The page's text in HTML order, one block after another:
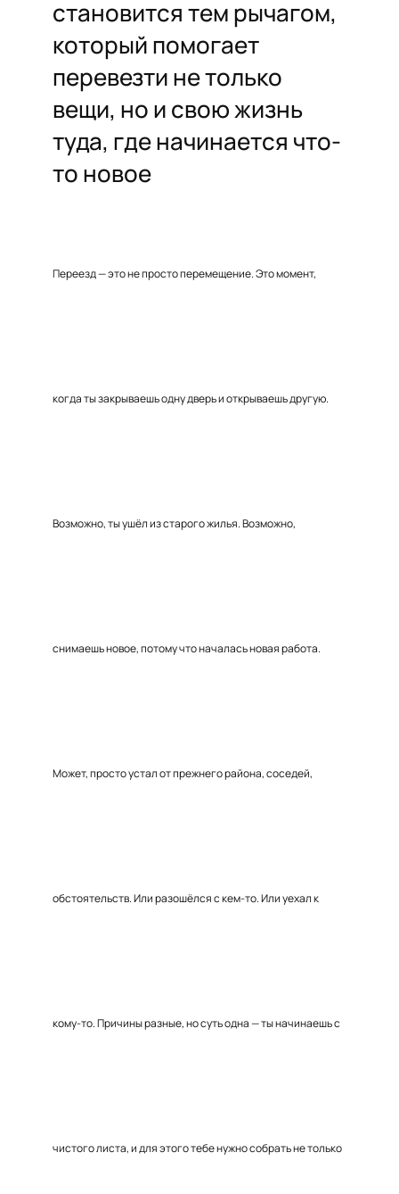
становится тем рычагом,
который помогает
перевезти не только
вещи, но и свою жизнь
туда, где начинается что-
то новое
Переезд — это не просто перемещение. Это момент,
когда ты закрываешь одну дверь и открываешь другую.
Возможно, ты ушёл из старого жилья. Возможно,
снимаешь новое, потому что началась новая работа.
Может, просто устал от прежнего района, соседей,
обстоятельств. Или разошёлся с кем-то. Или уехал к
кому-то. Причины разные, но суть одна — ты начинаешь с
чистого листа, и для этого тебе нужно собрать не только